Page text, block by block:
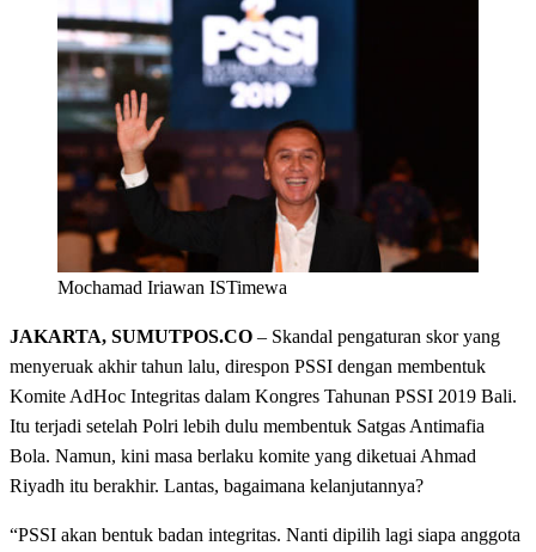
Mochamad Iriawan ISTimewa
JAKARTA, SUMUTPOS.CO – Skandal pengaturan skor yang
menyeruak akhir tahun lalu, direspon PSSI dengan membentuk
Komite AdHoc Integritas dalam Kongres Tahunan PSSI 2019 Bali.
Itu terjadi setelah Polri lebih dulu membentuk Satgas Antimafia
Bola. Namun, kini masa berlaku komite yang diketuai Ahmad
Riyadh itu berakhir. Lantas, bagaimana kelanjutannya?
“PSSI akan bentuk badan integritas. Nanti dipilih lagi siapa anggota